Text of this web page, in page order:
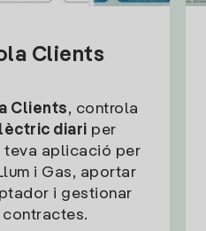
Clients
Clients, controla
diari per
teva aplicació per
i Gas, aportar
i gestionar